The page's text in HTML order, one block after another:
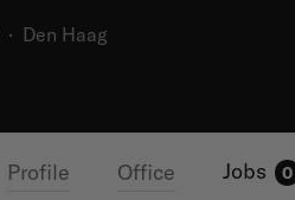
· Den Haag
Profile Office Jobs 0